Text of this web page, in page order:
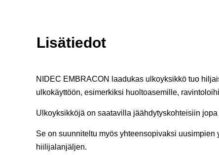
Lisätiedot
NIDEC EMBRACON laadukas ulkoyksikkö tuo
ulkokäyttöön, esimerkiksi huoltoasemille,
Ulkoyksikköjä on saatavilla jäähdytyskohteisiin
Se on suunniteltu myös yhteensopivaksi
hiilijalanjäljen.